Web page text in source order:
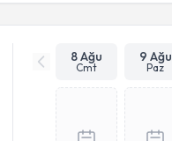
8 Ağu
Cmt
9 Ağu
Paz